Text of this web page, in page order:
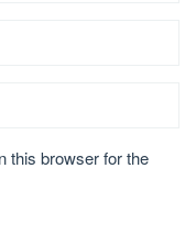
this browser for the